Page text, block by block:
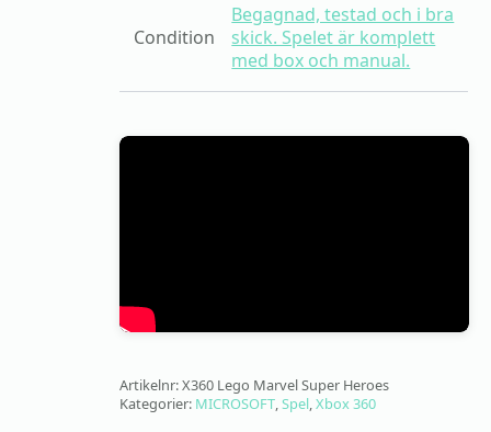
Condition
Begagnad, testad och i bra
skick. Spelet är komplett
med box och manual.
Artikelnr:X360 Lego Marvel Super Heroes
Kategorier: MICROSOFT,Spel,Xbox 360